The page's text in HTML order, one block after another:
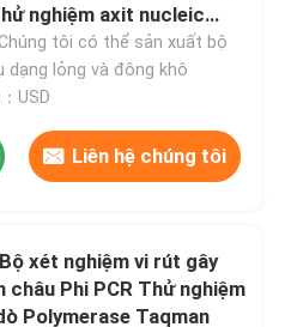
nghiệm axit nucleic
tôi có thể sản xuất bộ
dạng lỏng và đông khô
USD
Liên hệ chúng tôi
xét nghiệm vi rút gây
châu Phi PCR Thử nghiệm
Polymerase Taqman